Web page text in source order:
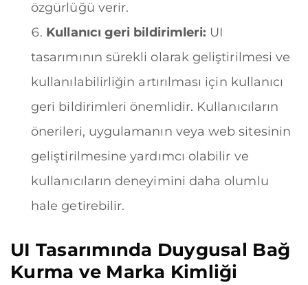
özgürlüğü verir.
Kullanıcı geri bildirimleri: UI
tasarımının sürekli olarak geliştirilmesi ve
kullanılabilirliğin artırılması için kullanıcı
geri bildirimleri önemlidir. Kullanıcıların
önerileri, uygulamanın veya web sitesinin
geliştirilmesine yardımcı olabilir ve
kullanıcıların deneyimini daha olumlu
hale getirebilir.
UI Tasarımında Duygusal Bağ
Kurma ve Marka Kimliği